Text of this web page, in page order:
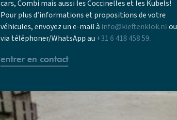
cars, Combi mais aussi les Coccinelles et les Kubels!
Pour plus d’informations et propositions de votre
véhicules, envoyez un e-mail à info@kieftenklok.nlou
via téléphoner/WhatsApp au +31 6 418 458 59.
entrer en contact